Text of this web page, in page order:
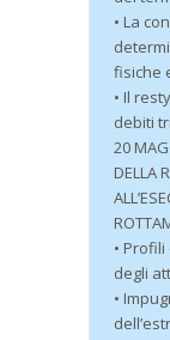
• La
fisiche
• Il
debiti
20
DELLA
•
degli
•